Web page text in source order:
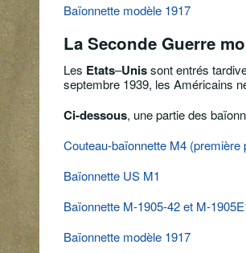
Baïonnette modèle 1917
La Seconde Guerre
Les Etats–Unissont entrés
septembre 1939, les Américains
Ci-dessous, une partie des
Couteau-baïonnette M4 (première
Baïonnette US M1
Baïonnette M-1905-42 et M-
Baïonnette modèle 1917